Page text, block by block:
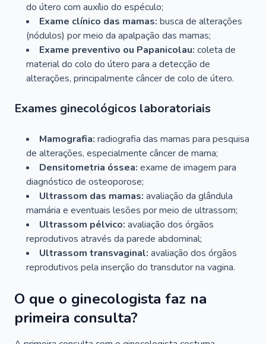
do útero com auxílio do espéculo;
Exame clínico das mamas: busca de alterações
(nódulos) por meio da apalpação das mamas;
Exame preventivo ou Papanicolau: coleta de
material do colo do útero para a detecção de
alterações, principalmente câncer de colo de útero.
Exames ginecológicos laboratoriais
Mamografia: radiografia das mamas para pesquisa
de alterações, especialmente câncer de mama;
Densitometria óssea: exame de imagem para
diagnóstico de osteoporose;
Ultrassom das mamas: avaliação da glândula
mamária e eventuais lesões por meio de ultrassom;
Ultrassom pélvico: avaliação dos órgãos
reprodutivos através da parede abdominal;
Ultrassom transvaginal: avaliação dos órgãos
reprodutivos pela inserção do transdutor na vagina.
O que o ginecologista faz na
primeira consulta?